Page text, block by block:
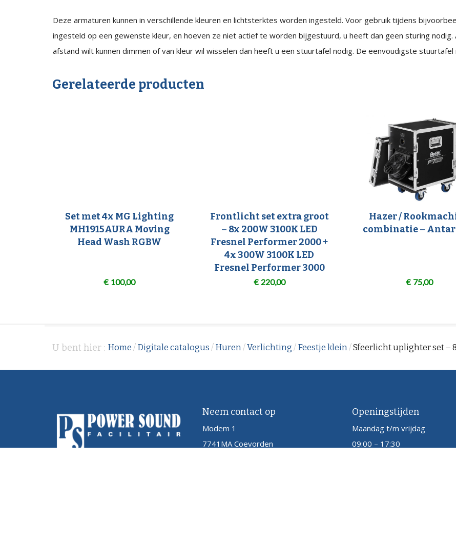
Deze armaturen kunnen in verschillende kleuren en lichtsterktes worden ingesteld. Voor gebruik tijdens
ingesteld op een gewenste kleur, en hoeven ze niet actief te worden bijgestuurd, u heeft dan geen sturing
afstand wilt kunnen dimmen of van kleur wil wisselen dan heeft u een stuurtafel nodig. De eenvoudigste stuurtafel
Gerelateerde producten
Set met 4x MG Lighting
MH1915AURA Moving
Head Wash RGBW
€ 100,00
Frontlicht set extra groot
– 8x 200W 3100K LED
Fresnel Performer 2000 +
4x 300W 3100K LED
Fresnel Performer 3000
€ 220,00
Hazer /
combinatie –
€ 75,00
U bent hier : Home / Digitale catalogus / Huren/Verlichting / Feestje klein/Sfeerlicht uplighter set –
Neem contact op
Modem 1
7741MA Coevorden
Openingstijden
Maandag t/m vrijdag
09:00 – 17:30